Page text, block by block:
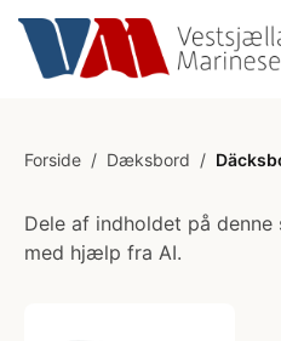
Forside / Dæksbord /
Dele af indholdet på
med hjælp fra AI.